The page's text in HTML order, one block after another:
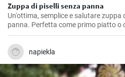
Zuppa di piselli senza panna
Un'ottima, semplice e salutare zuppa
panna. Perfetta come primo piatto o
napiekla